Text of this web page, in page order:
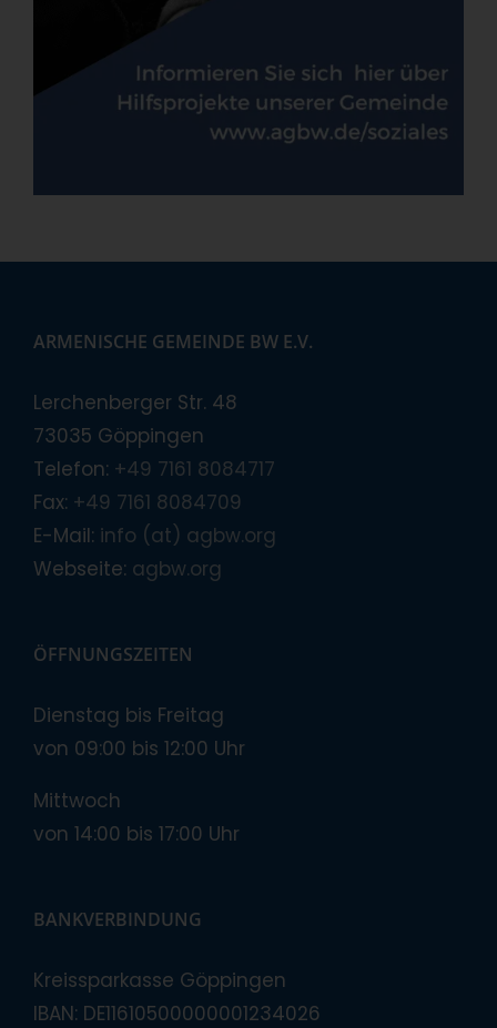
ARMENISCHE GEMEINDE BW E.V.
Lerchenberger Str. 48
73035 Göppingen
Telefon: +49 7161 8084717
Fax: +49 7161 8084709
E-Mail: info (at) agbw.org
Webseite: agbw.org
ÖFFNUNGSZEITEN
Dienstag bis Freitag
von 09:00 bis 12:00 Uhr
Mittwoch
von 14:00 bis 17:00 Uhr
BANKVERBINDUNG
Kreissparkasse Göppingen
IBAN: DE11610500000001234026